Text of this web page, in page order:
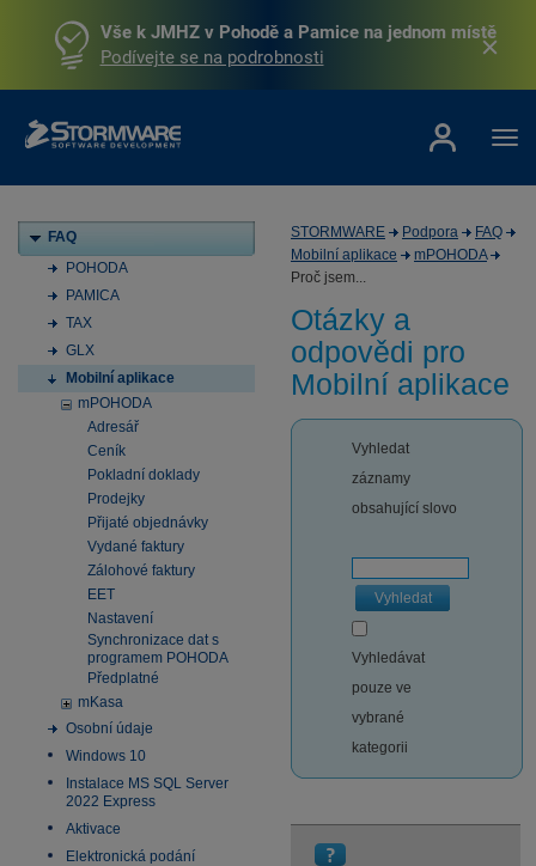
Vše k JMHZ v Pohodě a Pamice na jednom místě
Podívejte se na podrobnosti
FAQ
POHODA
PAMICA
TAX
GLX
Mobilní aplikace
mPOHODA
Adresář
Ceník
Pokladní doklady
Prodejky
Přijaté objednávky
Vydané faktury
Zálohové faktury
EET
Nastavení
Synchronizace dat s
programem POHODA
Předplatné
mKasa
Osobní údaje
Windows 10
Instalace MS SQL Server
2022 Express
Aktivace
Elektronická podání
STORMWARE Podpora
FAQ
Mobilní aplikace
mPOHODA
Proč jsem...
Otázky a
odpovědi pro
Mobilní aplikace
Vyhledat
záznamy
obsahující slovo
Vyhledat
Vyhledávat
pouze ve
vybrané
kategorii